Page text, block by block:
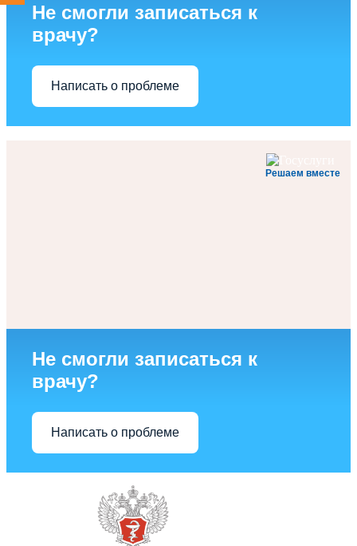
Не смогли записаться к
врачу?
Написать о проблеме
Решаем вместе
Не смогли записаться к
врачу?
Написать о проблеме